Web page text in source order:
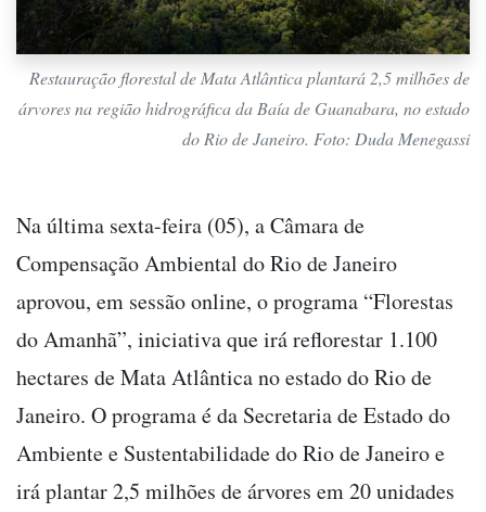
Restauração florestal de Mata Atlântica plantará 2,5 milhões de
árvores na região hidrográfica da Baía de Guanabara, no estado
do Rio de Janeiro. Foto: Duda Menegassi
Na última sexta-feira (05), a Câmara de
Compensação Ambiental do Rio de Janeiro
aprovou, em sessão online, o programa “Florestas
do Amanhã”, iniciativa que irá reflorestar 1.100
hectares de Mata Atlântica no estado do Rio de
Janeiro. O programa é da Secretaria de Estado do
Ambiente e Sustentabilidade do Rio de Janeiro e
irá plantar 2,5 milhões de árvores em 20 unidades